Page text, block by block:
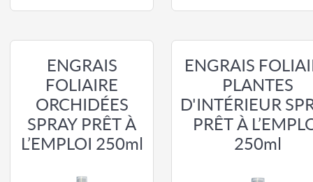
ENGRAIS
FOLIAIRE
ORCHIDÉES
SPRAY PRÊT À
L’EMPLOI 250ml
ENGRAIS
PLANTES
D'INTÉRIEUR
PRÊT À
250ml